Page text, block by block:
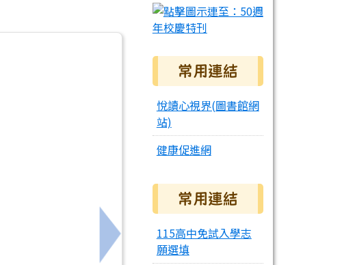
下一筆：轉知衛生局腸病毒防治宣導
常用連結
悅讀心視界(圖書館網
站)
健康促進網
常用連結
115高中免試入學志
願選填